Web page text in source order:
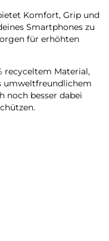
Komfort, Grip und
Smartphones zu
für erhöhten
recyceltem Material,
umweltfreundlichem
noch besser dabei